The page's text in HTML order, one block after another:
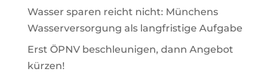
Wasser sparen reicht nicht: Münchens
Wasserversorgung als langfristige Aufgabe
Erst ÖPNV beschleunigen, dann Angebot
kürzen!